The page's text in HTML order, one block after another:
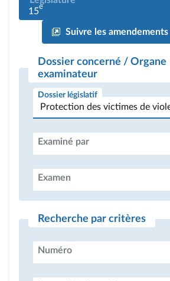
15e
Suivre les
Dossier concerné / Organe
examinateur
Dossier législatif
Examiné par
Examen
Recherche par critères
Numéro